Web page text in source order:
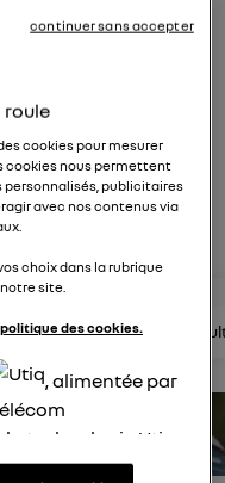
pour le bien-être
famille.
la brochure
roule
cookies pour mesurer
cookies nous permettent
publicitaires
avec nos contenus via
choix dans la rubrique
site.
politique des cookies.
, alimentée par
technologie Utiq
que décrites
continuer sans accepter